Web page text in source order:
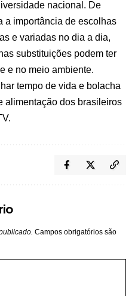
nacional. De
a importância de escolhas
e variadas no dia a dia,
substituições podem ter
e no meio ambiente.
tempo de vida e bolacha
alimentação dos brasileiros
.
Campos obrigatórios são